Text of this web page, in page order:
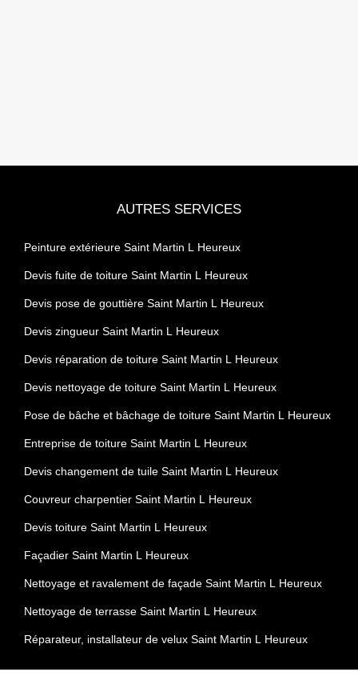
AUTRES SERVICES
Peinture extérieure Saint Martin L Heureux
Devis fuite de toiture Saint Martin L Heureux
Devis pose de gouttière Saint Martin L Heureux
Devis zingueur Saint Martin L Heureux
Devis réparation de toiture Saint Martin L Heureux
Devis nettoyage de toiture Saint Martin L Heureux
Pose de bâche et bâchage de toiture Saint Martin L Heureux
Entreprise de toiture Saint Martin L Heureux
Devis changement de tuile Saint Martin L Heureux
Couvreur charpentier Saint Martin L Heureux
Devis toiture Saint Martin L Heureux
Façadier Saint Martin L Heureux
Nettoyage et ravalement de façade Saint Martin L Heureux
Nettoyage de terrasse Saint Martin L Heureux
Réparateur, installateur de velux Saint Martin L Heureux